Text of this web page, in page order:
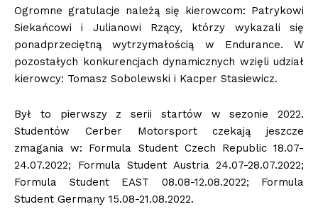
Ogromne gratulacje należą się kierowcom: Patrykowi
Siekańcowi i Julianowi Rzący, którzy wykazali się
ponadprzeciętną wytrzymałością w Endurance. W
pozostałych konkurencjach dynamicznych wzięli udział
kierowcy: Tomasz Sobolewski i Kacper Stasiewicz.
Był to pierwszy z serii startów w sezonie 2022.
Studentów Cerber Motorsport czekają jeszcze
zmagania w: Formula Student Czech Republic 18.07-
24.07.2022; Formula Student Austria 24.07-28.07.2022;
Formula Student EAST 08.08-12.08.2022; Formula
Student Germany 15.08-21.08.2022.